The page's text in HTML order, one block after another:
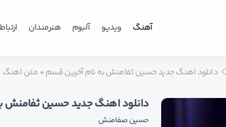
آهنگ ویدیو آلبوم هنرمندان
دانلود اهنگ جدید حسین ثفامنش به نام آخرین قسم + متن اهنگ
دانلود اهنگ جدید حسین
حسین صفامنش